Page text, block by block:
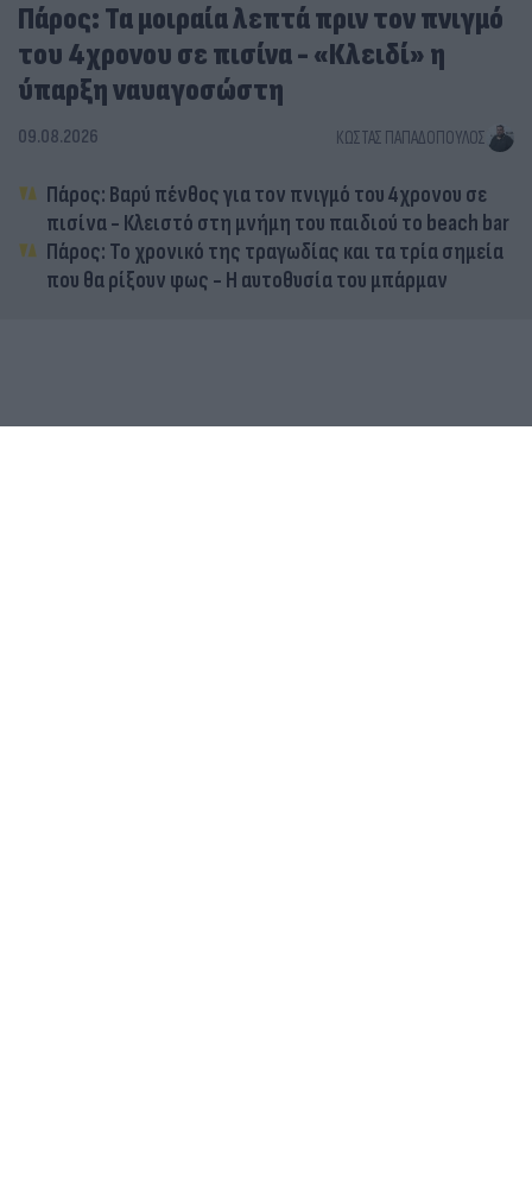
Πάρος: Τα μοιραία λεπτά πριν τον πνιγμό
του 4χρονου σε πισίνα - «Κλειδί» η
ύπαρξη ναυαγοσώστη
09.08.2026 ΚΏΣΤΑΣ ΠΑΠΑΔΌΠΟΥΛΟΣ
Πάρος: Βαρύ πένθος για τον πνιγμό του 4χρονου σε
πισίνα - Κλειστό στη μνήμη του παιδιού το beach bar
Πάρος: Το χρονικό της τραγωδίας και τα τρία σημεία
που θα ρίξουν φως - Η αυτοθυσία του μπάρμαν